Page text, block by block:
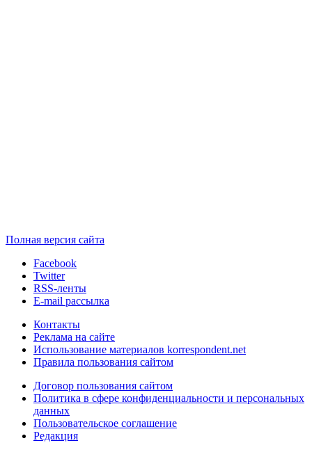
Полная версия сайта
Facebook
Twitter
RSS-ленты
E-mail рассылка
Контакты
Реклама на сайте
Использование материалов korrespondent.net
Правила пользования сайтом
Договор пользования сайтом
Политика в сфере конфиденциальности и персональных
данных
Пользовательское соглашение
Редакция